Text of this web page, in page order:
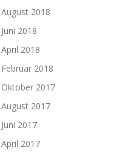
August 2018
Juni 2018
April 2018
Februar 2018
Oktober 2017
August 2017
Juni 2017
April 2017